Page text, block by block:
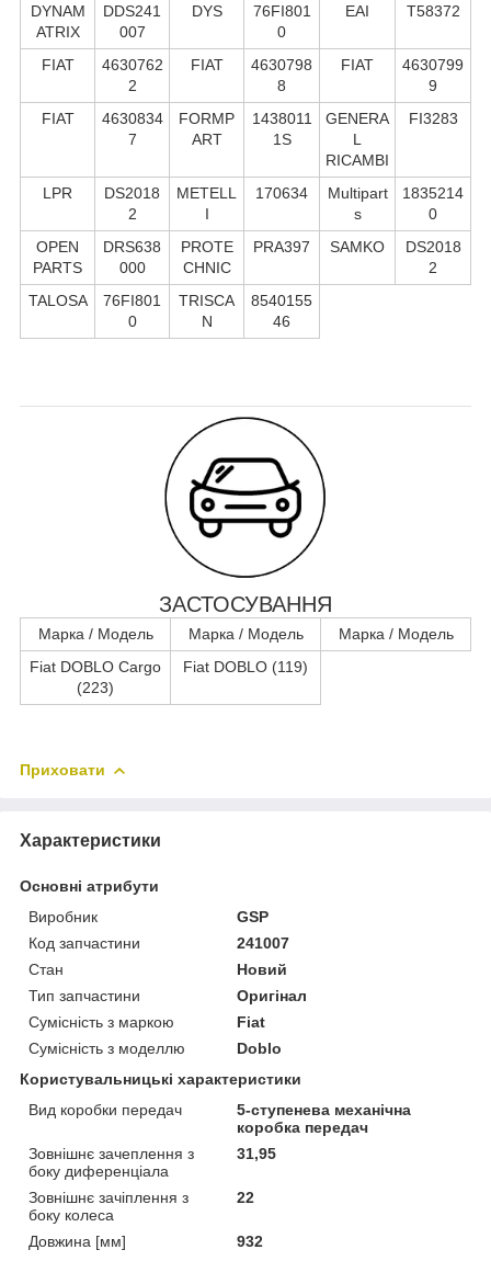
DYNAM
ATRIX
DDS241
007
DYS
76FI801
0
EAI T58372
FIAT
4630762
2
FIAT
4630798
8
FIAT
4630799
9
FIAT
4630834
7
FORMP
ART
1438011
1S
GENERA
L
RICAMBI
FI3283
LPR
DS2018
2
METELL
I
170634
Multipart
s
1835214
0
OPEN
PARTS
DRS638
000
PROTE
CHNIC
PRA397 SAMKO
DS2018
2
TALOSA
76FI801
0
TRISCA
N
8540155
46
ЗАСТОСУВАННЯ
Марка / Модель Марка / Модель
Марка / Модель
Fiat DOBLO Cargo
(223)
Fiat DOBLO (119)
Приховати
Характеристики
Основні атрибути
Виробник
GSP
Код запчастини
241007
Стан
Новий
Тип запчастини
Оригінал
Сумісність з маркою
Fiat
Сумісність з моделлю
Doblo
Користувальницькі характеристики
Вид коробки передач
5-ступенева механічна
коробка передач
Зовнішнє зачеплення з
боку диференціала
31,95
Зовнішнє зачіплення з
боку колеса
22
Довжина [мм]
932